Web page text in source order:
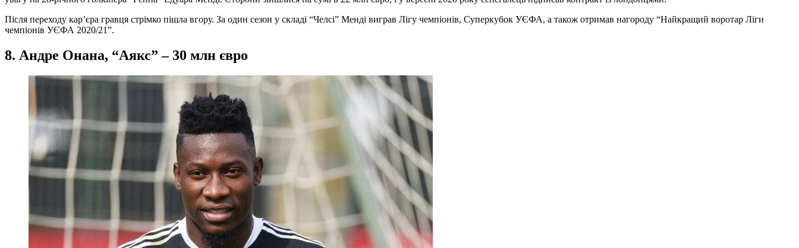
Після переходу кар’єра гравця стрімко пішла вгору. За один сезон у складі “Челсі” Менді виграв Лігу чемпіонів, Суперкубок УЄФА, а також отримав нагороду “Найкращий воротар Ліги
чемпіонів УЄФА 2020/21”.
8. Андре Онана, “Аякс” – 30 млн євро